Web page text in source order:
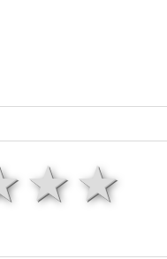
4
3
hvězdy